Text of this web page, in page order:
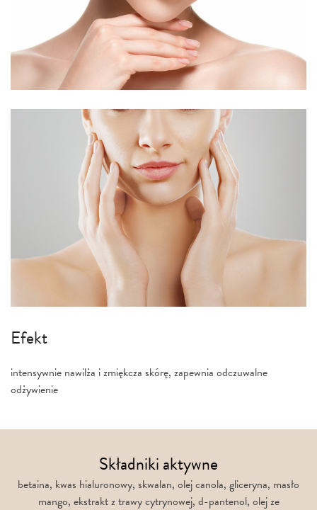
Efekt
intensywnie nawilża i zmiękcza skórę, zapewnia odczuwalne
odżywienie
Składniki aktywne
betaina, kwas hialuronowy, skwalan, olej canola, gliceryna, masło
mango, ekstrakt z trawy cytrynowej, d-pantenol, olej ze